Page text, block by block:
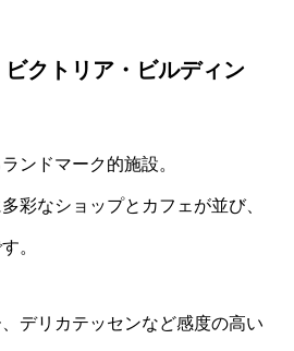
クトリア・ビルディン
ンドマーク的施設。
彩なショップとカフェが並び、
。
デリカテッセンなど感度の高い